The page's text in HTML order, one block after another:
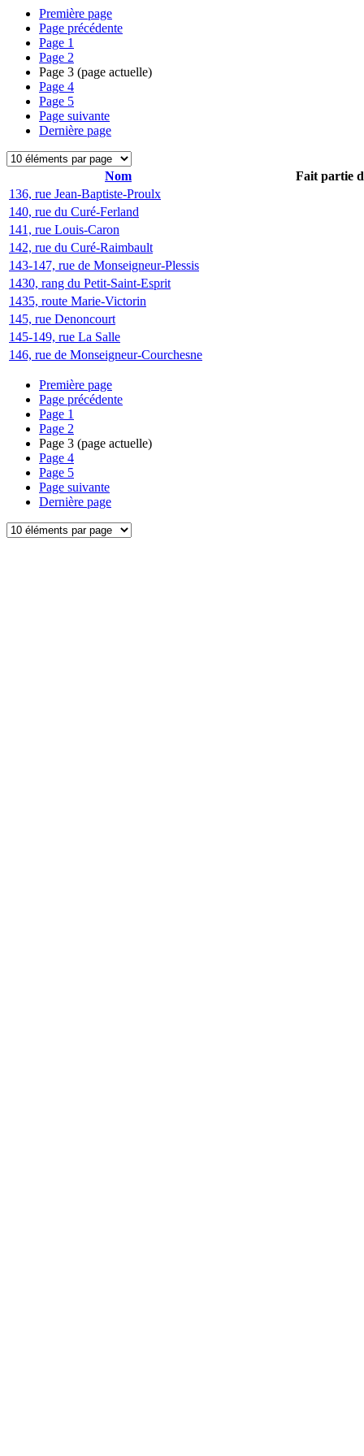
Première page
Page précédente
Page 1
Page 2
Page 3 (page actuelle)
Page 4
Page 5
Page suivante
Dernière page
Nom
Fait partie
136, rue Jean-Baptiste-Proulx
140, rue du Curé-Ferland
141, rue Louis-Caron
142, rue du Curé-Raimbault
143-147, rue de Monseigneur-Plessis
1430, rang du Petit-Saint-Esprit
1435, route Marie-Victorin
145, rue Denoncourt
145-149, rue La Salle
146, rue de Monseigneur-Courchesne
Première page
Page précédente
Page 1
Page 2
Page 3 (page actuelle)
Page 4
Page 5
Page suivante
Dernière page